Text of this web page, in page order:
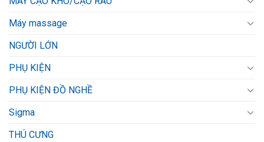
Máy massage
NGƯỜI LỚN
PHỤ KIỆN
PHỤ KIỆN ĐỒ NGHỀ
Sigma
THÚ CƯNG